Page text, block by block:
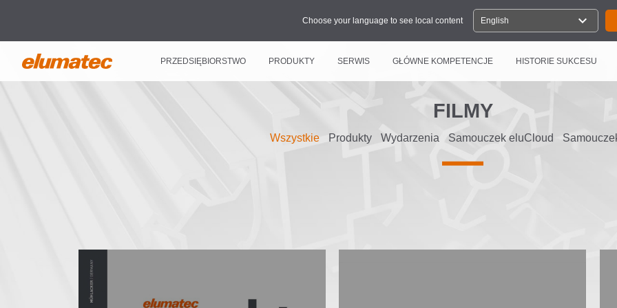
Choose your language to see local content English expand_more
PRZEDSIĘBIORSTWO PRODUKTY SERWIS GŁÓWNE KOMPETENCJE HISTORIE SUKCESU
FILMY
Wszystkie Produkty Wydarzenia Samouczek eluCloud